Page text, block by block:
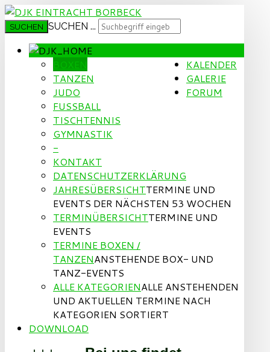
SUCHEN SUCHEN ...
BOXEN
TANZEN
JUDO
FUSSBALL
TISCHTENNIS
GYMNASTIK
-
KONTAKT
DATENSCHUTZERKLÄRUNG
KALENDER
JAHRESÜBERSICHTTERMINE UND
EVENTS DER NÄCHSTEN 53 WOCHEN
TERMINÜBERSICHTTERMINE UND
EVENTS
TERMINE BOXEN /
TANZENANSTEHENDE BOX- UND
TANZ-EVENTS
ALLE KATEGORIENALLE ANSTEHENDEN
UND AKTUELLEN TERMINE NACH
KATEGORIEN SORTIERT
GALERIE
FORUM
DOWNLOAD